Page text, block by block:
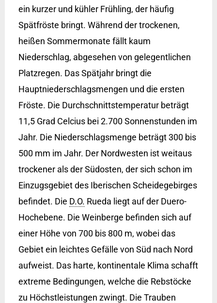
ein kurzer und kühler Frühling, der häufig
Spätfröste bringt. Während der trockenen,
heißen Sommermonate fällt kaum
Niederschlag, abgesehen von gelegentlichen
Platzregen. Das Spätjahr bringt die
Hauptniederschlagsmengen und die ersten
Fröste. Die Durchschnittstemperatur beträgt
11,5 Grad Celcius bei 2.700 Sonnenstunden im
Jahr. Die Niederschlagsmenge beträgt 300 bis
500 mm im Jahr. Der Nordwesten ist weitaus
trockener als der Südosten, der sich schon im
Einzugsgebiet des Iberischen Scheidegebirges
befindet. Die D.O. Rueda liegt auf der Duero-
Hochebene. Die Weinberge befinden sich auf
einer Höhe von 700 bis 800 m, wobei das
Gebiet ein leichtes Gefälle von Süd nach Nord
aufweist. Das harte, kontinentale Klima schafft
extreme Bedingungen, welche die Rebstöcke
zu Höchstleistungen zwingt. Die Trauben